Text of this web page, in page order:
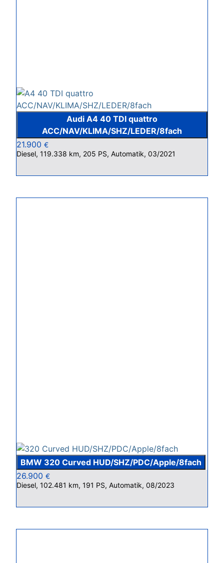
Audi A4 40 TDI quattro
ACC/NAV/KLIMA/SHZ/LEDER/8fach
21.900 €
Diesel, 119.338 km, 205 PS, Automatik, 03/2021
BMW 320 Curved HUD/SHZ/PDC/Apple/8fach
26.900 €
Diesel, 102.481 km, 191 PS, Automatik, 08/2023